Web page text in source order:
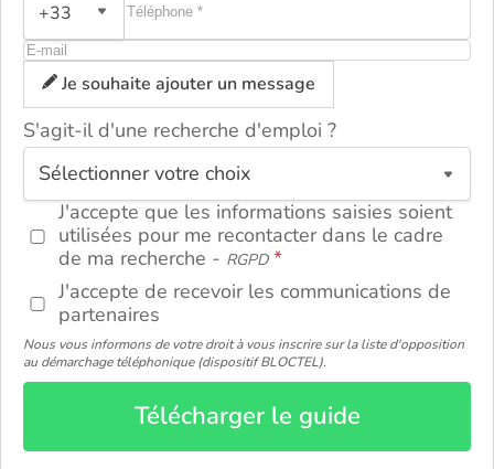
+33
Je souhaite ajouter un message
S'agit-il d'une recherche d'emploi ?
J'accepte que les informations saisies soient
utilisées pour me recontacter dans le cadre
de ma recherche - RGPD
J'accepte de recevoir les communications de
partenaires
Nous vous informons de votre droit à vous inscrire sur la liste d'opposition
au démarchage téléphonique (dispositif BLOCTEL).
Télécharger le guide
ou